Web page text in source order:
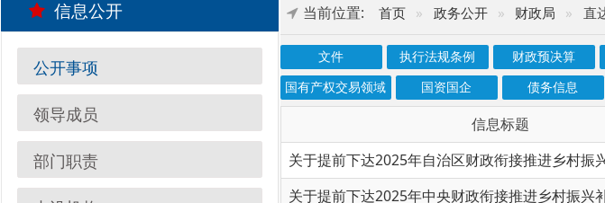
公开事项
领导成员
部门职责
内设机构
国有产权交易领域 国资国企 债务信息 防范金融风
信息标题